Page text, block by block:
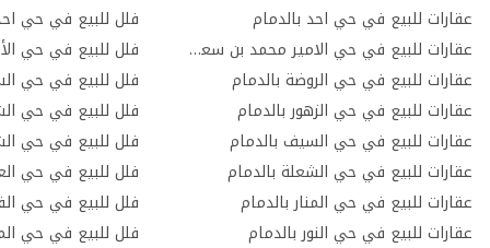
عقارات للبيع في حي احد بالدمام
عقارات للبيع في حي الامير محمد بن سعود بالدمام
عقارات للبيع في حي الروضة بالدمام
عقارات للبيع في حي الزهور بالدمام
عقارات للبيع في حي السيف بالدمام
عقارات للبيع في حي الشعلة بالدمام
عقارات للبيع في حي المنار بالدمام
عقارات للبيع في حي النور بالدمام
فلل للبيع في حي
فلل للبيع في حي
فلل للبيع في حي
فلل للبيع في حي
فلل للبيع في حي
فلل للبيع في حي
فلل للبيع في حي
فلل للبيع في حي